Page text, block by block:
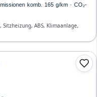
komb. 165 g/km · CO₂-
ABS, Klimaanlage,